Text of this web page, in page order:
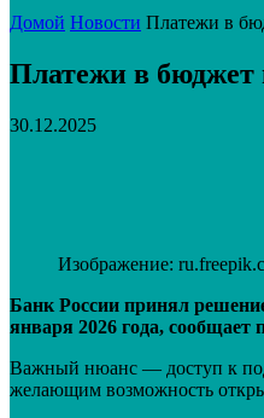
Домой Новости Платежи в
Платежи в бюджет
30.12.2025
Изображение:
Банк России принял
января 2026 года, сообщает
Важный нюанс — доступ к
желающим возможность